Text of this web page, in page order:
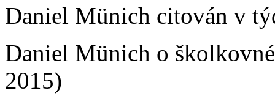
Daniel Münich citován v
Daniel Münich o
2015)